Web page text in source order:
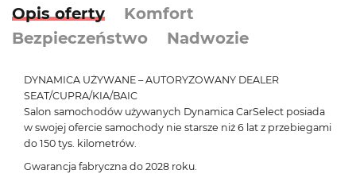
Opis oferty
Komfort
Bezpieczeństwo
Nadwozie
DYNAMICA UŻYWANE – AUTORYZOWANY DEALER
SEAT/CUPRA/KIA/BAIC
Salon samochodów używanych Dynamica CarSelect posiada
w swojej ofercie samochody nie starsze niż 6 lat z przebiegami
do 150 tys. kilometrów.
Gwarancja fabryczna do 2028 roku.